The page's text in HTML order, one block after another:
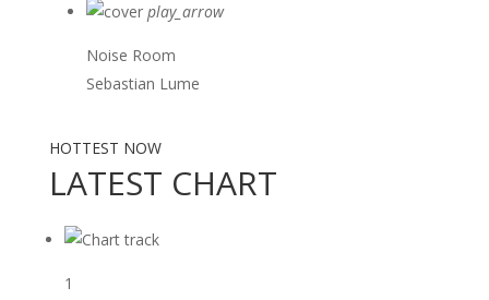
play_arrow
Noise Room
Sebastian Lume
HOTTEST NOW
LATEST CHART
1